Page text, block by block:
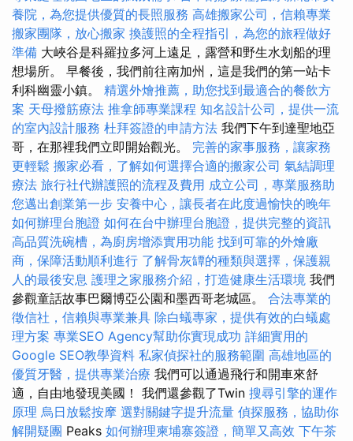
養院，為您提供優質的長照服務 高雄搬家公司，信賴專業
搬家團隊，放心搬家 換護照的全程指引，為您的旅程做好
準備 大峽谷是科羅拉多河上遠足，露營和野生水划船的理
想場所。 早餐後，我們前往南加州，這是我們的第一站卡
利科幽靈小鎮。 精選外燴推薦，助您找到最適合的餐飲方
案 天母撥筋療法 推拿師專業課程 知名設計公司，提供一流
的室內設計服務 杜拜簽證的申請方法 我們下午到達聖地亞
哥，在那裡我們立即開始觀光。 完善的家事服務，讓家務
更輕鬆 搬家必看，了解如何選擇合適的搬家公司 氣結調理
療法 旅行社代辦護照的流程及費用 成立公司，專業服務助
您邁出創業第一步 安養中心，讓長者在此度過愉快的晚年
如何辦理台胞證 如何在台中辦理台胞證，提供完整的資訊
高品質洗碗槽，為廚房增添實用功能 找到可靠的外燴廠
商，保障活動順利進行 了解骨灰罈的種類與選擇，保護親
人的最後安息 護理之家服務介紹，打造健康生活環境 我們
參觀童話故事巴爾博亞公園和墨西哥老城區。 合法專業的
徵信社，信賴與專業兼具 除白蟻專家，提供有效的白蟻處
理方案 專業SEO Agency幫助你實現成功 詳細實用的
Google SEO教學資料 私家偵探社的服務範圍 高雄地區的
優質牙醫，提供專業治療 我們可以通過飛行和開車來舒
適，自由地發現美國！ 我們還參觀了Twin 搜尋引擎的運作
原理 烏日放鬆按摩 選對關鍵字提升流量 偵探服務，協助你
解開疑團 Peaks 如何辦理柬埔寨簽證，簡單又高效 下午茶